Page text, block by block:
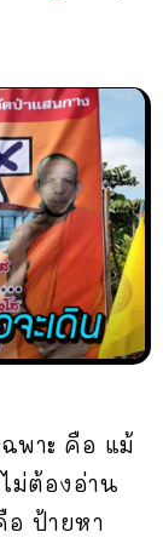
พาะ คือ แม้
ม่ต้องอ่าน
อ ป้ายหา